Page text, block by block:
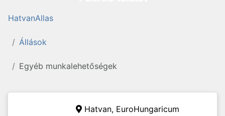
HatvanAllas
Állások
Egyéb munkalehetőségek
Hatvan, EuroHungaricum